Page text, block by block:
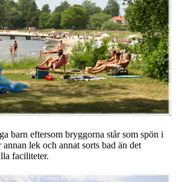
barn eftersom bryggorna står som spön i
lek och annat sorts bad än det
faciliteter.